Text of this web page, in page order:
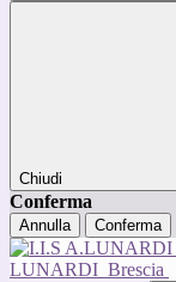
Chiudi
Conferma
Annulla Conferma
LUNARDI Brescia